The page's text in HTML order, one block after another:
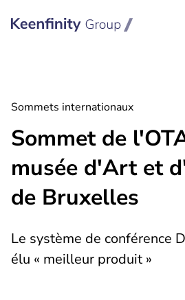
Sommets internationaux
Sommet de
musée d'Art et
de Bruxelles
Le système de conférence
élu « meilleur produit »